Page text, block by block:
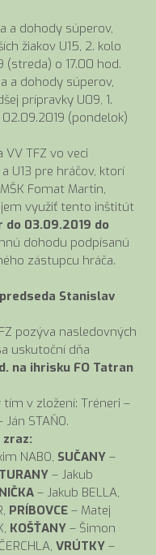
a dohody súperov,
žiakov U15, 2. kolo
(streda) o 17.00 hod.
a dohody súperov,
prípravky U09, 1.
(pondelok)
TFZ vo veci
U13 pre hráčov, ktorí
Fomat Martin,
využiť tento inštitút
do 03.09.2019 do
dohodu podpísanú
zástupcu hráča.
Stanislav
pozýva nasledovných
uskutoční dňa
na ihrisku FO Tatran
tím v zložení: Tréneri –
STAŇO.
zraz:
NABO, SUČANY –
TURANY – Jakub
– Jakub BELLA,
PRÍBOVCE – Matej
KOŠŤANY – Šimon
VRÚTKY –